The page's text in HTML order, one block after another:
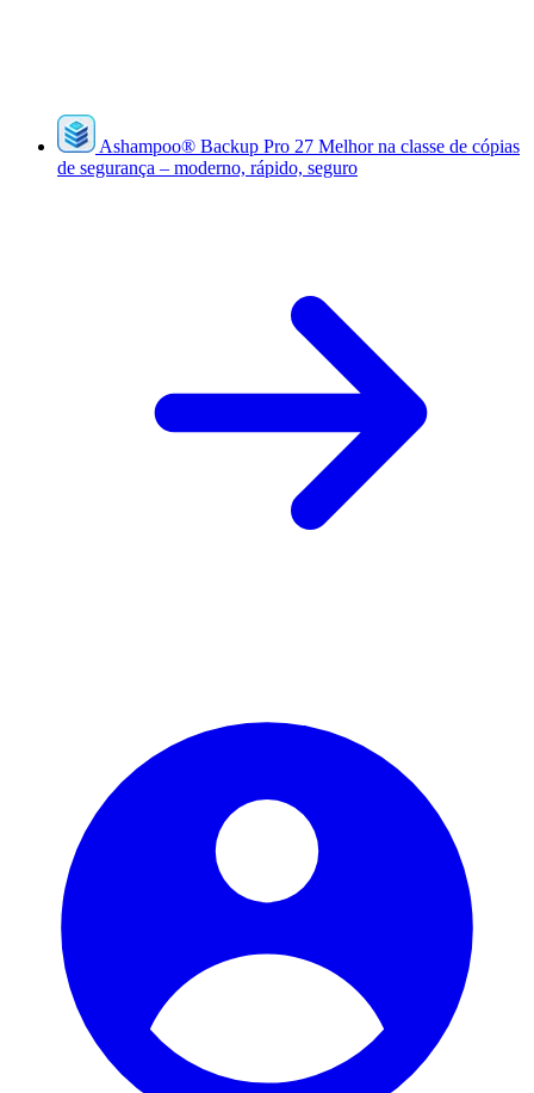
Ashampoo® Backup Pro 27 Melhor na classe de cópias
de segurança – moderno, rápido, seguro